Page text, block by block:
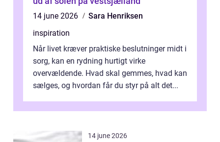
14 june 2026
Sara Henriksen
inspiration
Når livet kræver praktiske beslutninger midt i
sorg, kan en rydning hurtigt virke
overvældende. Hvad skal gemmes, hvad kan
sælges, og hvordan får du styr på alt det...
14 june 2026